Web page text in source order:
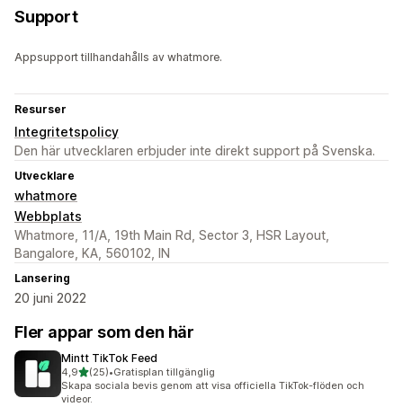
Support
Appsupport tillhandahålls av whatmore.
Resurser
Integritetspolicy
Den här utvecklaren erbjuder inte direkt support på Svenska.
Utvecklare
whatmore
Webbplats
Whatmore, 11/A, 19th Main Rd, Sector 3, HSR Layout,
Bangalore, KA, 560102, IN
Lansering
20 juni 2022
Fler appar som den här
Mintt TikTok Feed
4,9av 5 stjärnor
(25)
25 recensioner totalt
•Gratisplan tillgänglig
Skapa sociala bevis genom att visa officiella TikTok-flöden och
videor.